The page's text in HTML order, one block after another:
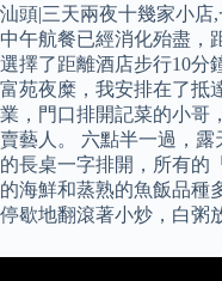
汕頭|三天兩夜十幾家小店
中午航餐已經消化殆盡，
選擇了距離酒店步行10分
富苑夜糜，我安排在了抵
業，門口排開記菜的小哥
賣藝人。 六點半一過，
的長桌一字排開，所有的
的海鮮和蒸熟的魚飯品種
停歇地翻滾著小炒，白粥